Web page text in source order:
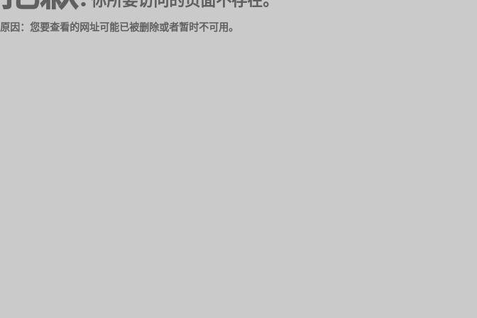
原因：您要查看的网址可能已被删除或者暂时不可用。